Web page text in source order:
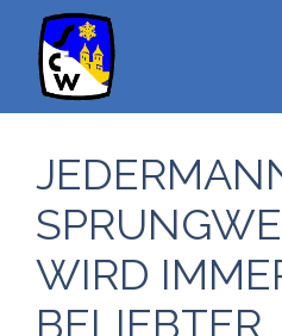
WIRD
BELIEBTER